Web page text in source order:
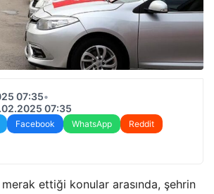
07:35•
07:35
Facebook WhatsApp
Reddit
merak ettiği konular arasında, şehrin